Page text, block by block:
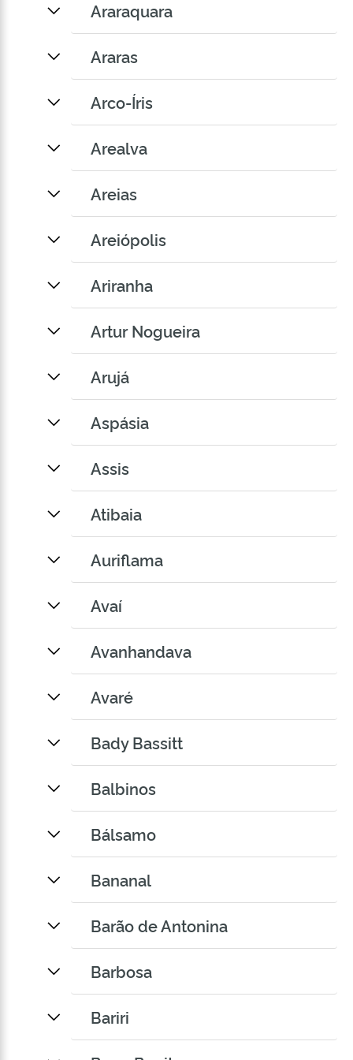
Araraquara
Araras
Arco-Íris
Arealva
Areias
Areiópolis
Ariranha
Artur Nogueira
Arujá
Aspásia
Assis
Atibaia
Auriflama
Avaí
Avanhandava
Avaré
Bady Bassitt
Balbinos
Bálsamo
Bananal
Barão de Antonina
Barbosa
Bariri